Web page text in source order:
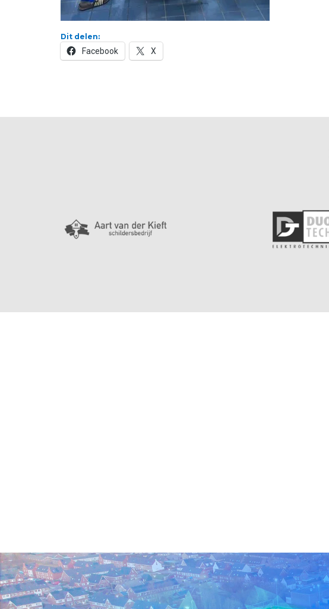
Dit delen:
Facebook X